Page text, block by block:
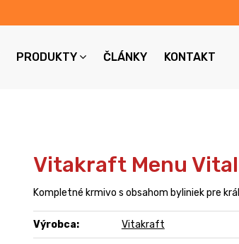
PRODUKTY ČLÁNKY KONTAKT
Vitakraft Menu
Kompletné krmivo s obsahom byliniek pre
Výrobca: Vitakraft